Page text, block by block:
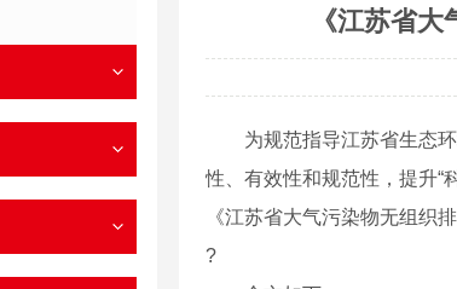
《江苏省
为规范指导江苏省生态环
性、有效性和规范性，提升“
《江苏省大气污染物无组织
?